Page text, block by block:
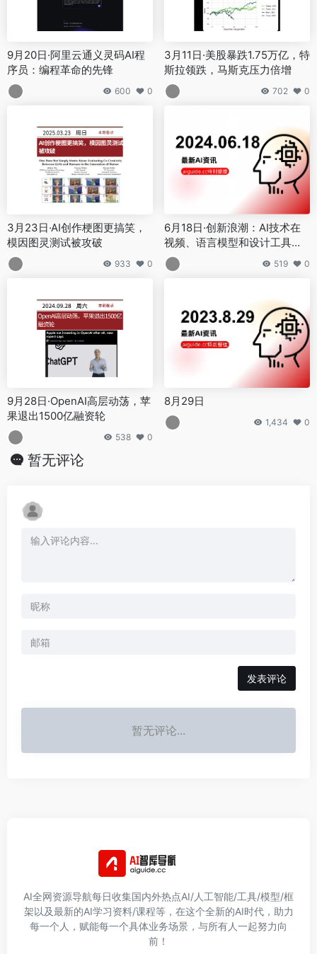
9月20日·阿里云通义灵码AI程
序员：编程革命的先锋
600 0
3月11日·美股暴跌1.75万亿，特
斯拉领跌，马斯克压力倍增
702 0
3月23日·AI创作梗图更搞笑，
模因图灵测试被攻破
933 0
6月18日·创新浪潮：AI技术在
视频、语言模型和设计工具领
域的突破与应用
519 0
9月28日·OpenAI高层动荡，苹
果退出1500亿融资轮
538 0
8月29日
1,434 0
暂无评论
发表评论
暂无评论...
AI全网资源导航每日收集国内外热点AI/人工智能/工具/模型/框
架以及最新的AI学习资料/课程等，在这个全新的AI时代，助力
每一个人，赋能每一个具体业务场景，与所有人一起努力向
前！